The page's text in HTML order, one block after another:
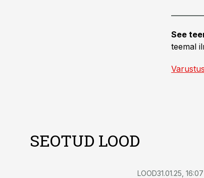
See
teemal
Varustus
SEOTUD LOOD
LOOD31.01.25, 16:07